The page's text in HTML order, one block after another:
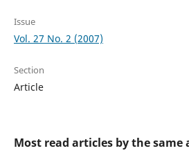
Issue
Vol. 27 No. 2 (2007)
Section
Article
Most read articles by the same